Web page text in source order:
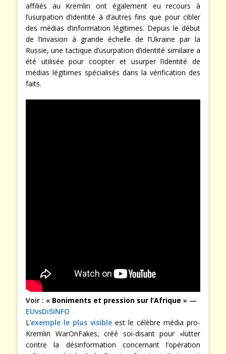
affiliés au Kremlin ont également eu recours à
l’usurpation d’identité à d’autres fins que pour cibler
des médias d’information légitimes. Depuis le début
de l’invasion à grande échelle de l’Ukraine par la
Russie, une tactique d’usurpation d’identité similaire a
été utilisée pour coopter et usurper l’identité de
médias légitimes spécialisés dans la vérification des
faits.
Voir : « Boniments et pression sur l’Afrique » —
EUvsDiSiNFO
L’exemple le plus visible est le célèbre média pro-
Kremlin WarOnFakes, créé soi-disant pour «lutter
contre la désinformation concernant l’opération